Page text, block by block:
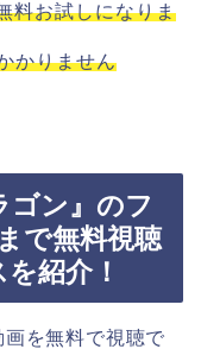
料お試しになりま
かりません
ゴン』のフ
で無料視聴
紹介！
を無料で視聴で